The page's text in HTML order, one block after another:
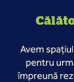
Avem
pentru
împreună